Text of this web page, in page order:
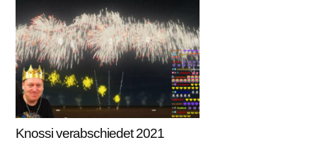
Knossi verabschiedet 2021